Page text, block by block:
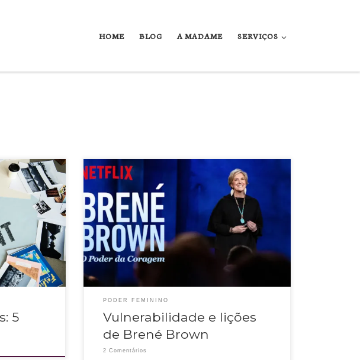
HOME BLOG A MADAME SERVIÇOS
hábito de
inéditos
da pauta para
5
PODER FEMININO
Vulnerabilidade e lições
de Brené Brown
2 Comentários